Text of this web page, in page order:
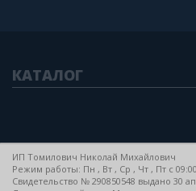
КАТАЛОГ
ИП Томилович Николай Михайлович
Режим работы: Пн , Вт , Ср , Чт , Пт c
Свидетельство № 290850548 выдано 30